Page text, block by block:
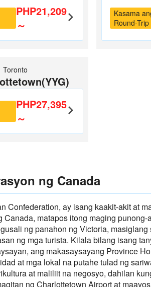
PHP21,209
～
Kasama
Round-Trip
Toronto
PHP27,395
～
ng Canada
ay isang kaakit-akit at
matapos itong maging
ng panahon ng Victoria,
ng mga turista. Kilala bilang isang
ang makasaysayang Province
at mga lokal na putahe tulad ng
at maliliit na negosyo, dahilan
ng Charlottetown Airport at